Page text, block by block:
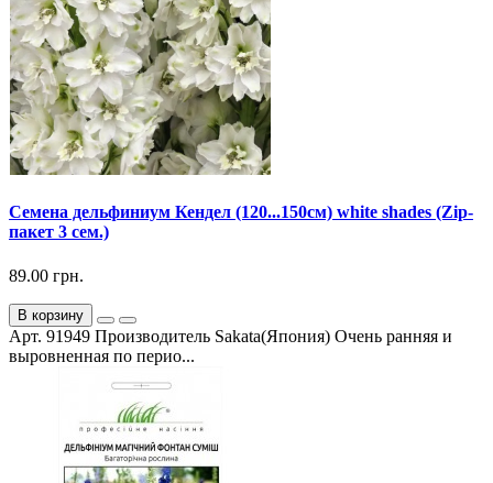
Семена дельфиниум Кендел (120...150см) white shades (Zip-
пакет 3 сем.)
89.00 грн.
В корзину
Арт. 91949 Производитель Sakata(Япония) Очень ранняя и
выровненная по перио...